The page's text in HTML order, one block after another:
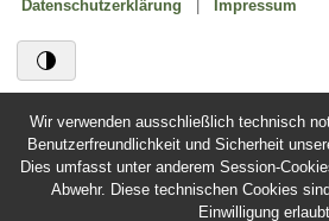
Datenschutzerklärung Impressum
Wir verwenden ausschließlich technisch
Benutzerfreundlichkeit und Sicherheit
Dies umfasst unter anderem Session-
Abwehr. Diese technischen Cookies
Einwilligung